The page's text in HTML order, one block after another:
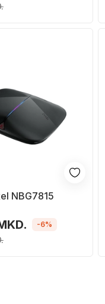
NBG7815
-6%